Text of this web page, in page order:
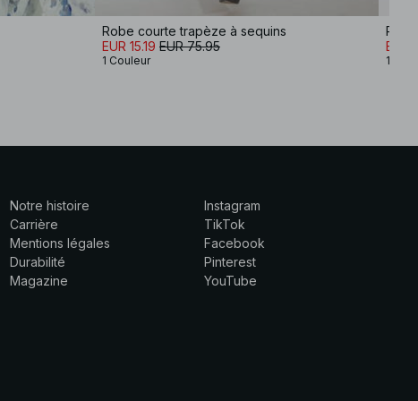
Robe courte trapèze à sequins
EUR 15.19 EUR 75.95
1 Couleur
EUR
1
Notre histoire
Carrière
Mentions légales
Durabilité
Magazine
Instagram
TikTok
Facebook
Pinterest
YouTube